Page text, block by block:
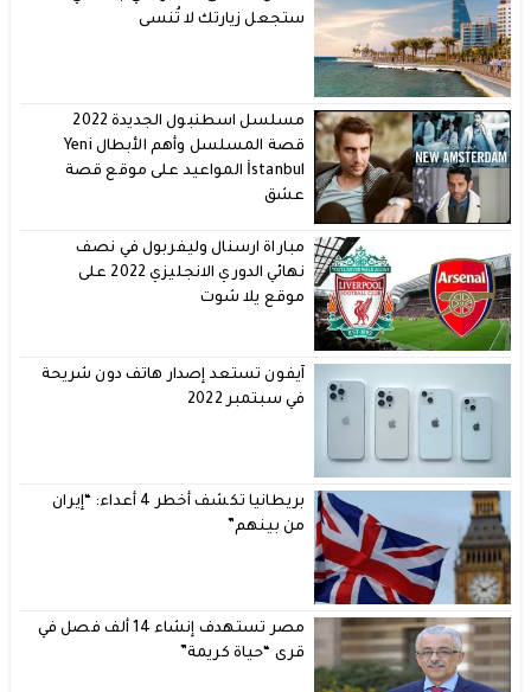
ستجعل زيارتك لا تُنسى
مسلسل اسطنبول الجديدة 2022
قصة المسلسل وأهم الأبطال Yeni
İstanbul المواعيد على موقع قصة
عشق
مباراة ارسنال وليفربول في نصف
نهائي الدوري الانجليزي 2022 على
موقع يلا شوت
آيفون تستعد إصدار هاتف دون شريحة
في سبتمبر 2022
بريطانيا تكشف أخطر 4 أعداء: “إيران
من بينهم”
مصر تستهدف إنشاء 14 ألف فصل في
قرى “حياة كريمة”